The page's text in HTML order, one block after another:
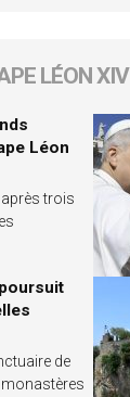
LÉON XIV
Léon
trois
de
monastères